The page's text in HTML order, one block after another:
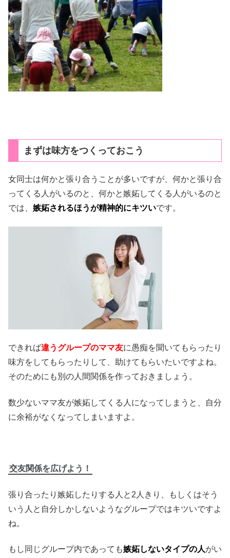
まずは味方をつくっておこう
女同士は何かと張り合うことが多いですが、何かと張り合
ってくる人がいるのと、何かと嫉妬してくる人がいるのと
では、 嫉妬されるほうが精神的にキツいです。
できれば違うグループのママ友に愚痴を聞いてもらったり
味方をしてもらったりして、助けてもらいたいですよね。
そのためにも別の人間関係を作っておきましょう。
数少ないママ友が嫉妬してくる人になってしまうと、自分
に余裕がなくなってしまいますよ。
交友関係を広げよう！
張り合ったり嫉妬したりする人と2人きり、もしくはそう
いう人と自分しかしないようなグループではキツいですよ
ね。
もし同じグループ内であっても嫉妬しないタイプの人がい